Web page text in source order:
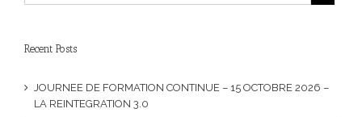
Recent Posts
JOURNEE DE FORMATION CONTINUE – 15 OCTOBRE 2026 –
LA REINTEGRATION 3.0